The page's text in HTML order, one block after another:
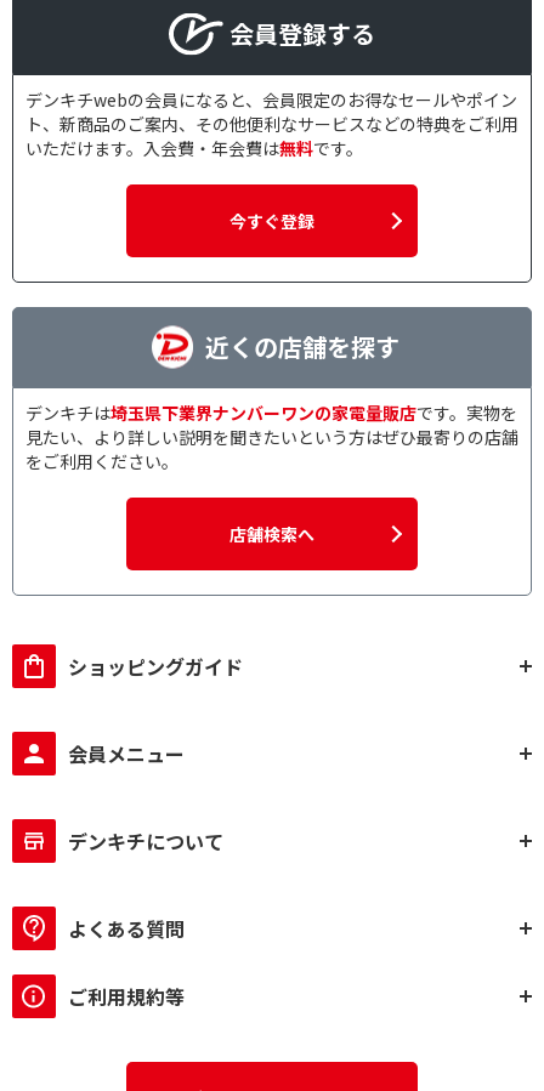
会員登録する
デンキチwebの会員になると、会員限定のお得なセールやポイン
ト、新商品のご案内、その他便利なサービスなどの特典をご利用
いただけます。入会費・年会費は無料です。
今すぐ登録
近くの店舗を探す
デンキチは埼玉県下業界ナンバーワンの家電量販店です。実物を
見たい、より詳しい説明を聞きたいという方はぜひ最寄りの店舗
をご利用ください。
店舗検索へ
ショッピングガイド
会員メニュー
デンキチについて
よくある質問
ご利用規約等